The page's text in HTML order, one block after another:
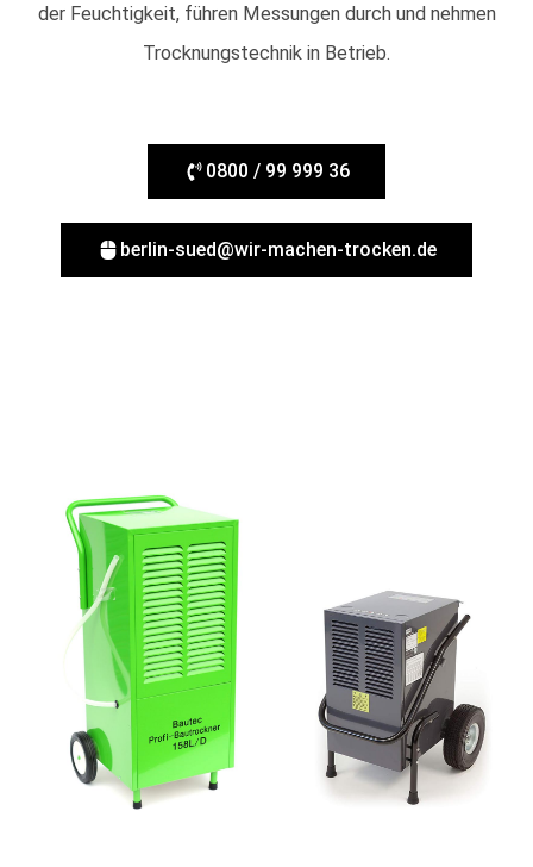
der Feuchtigkeit, führen Messungen durch und nehmen
Trocknungstechnik in Betrieb.
0800 / 99 999 36
berlin-sued@wir-machen-trocken.de